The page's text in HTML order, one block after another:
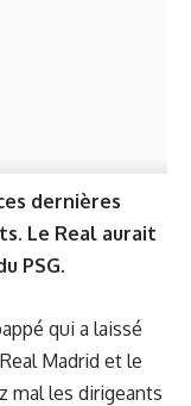
dernières
Le Real aurait
PSG.
qui a laissé
Madrid et le
mal les dirigeants